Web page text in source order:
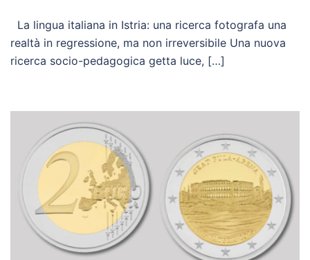
La lingua italiana in Istria: una ricerca fotografa una
realtà in regressione, ma non irreversibile Una nuova
ricerca socio-pedagogica getta luce, […]